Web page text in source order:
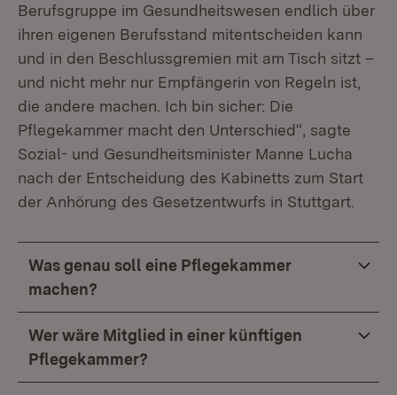
Berufsgruppe im Gesundheitswesen endlich über
ihren eigenen Berufsstand mitentscheiden kann
und in den Beschlussgremien mit am Tisch sitzt –
und nicht mehr nur Empfängerin von Regeln ist,
die andere machen. Ich bin sicher: Die
Pflegekammer macht den Unterschied“, sagte
Sozial- und Gesundheitsminister Manne Lucha
nach der Entscheidung des Kabinetts zum Start
der Anhörung des Gesetzentwurfs in Stuttgart.
Was genau soll eine Pflegekammer
machen?
Wer wäre Mitglied in einer künftigen
Pflegekammer?